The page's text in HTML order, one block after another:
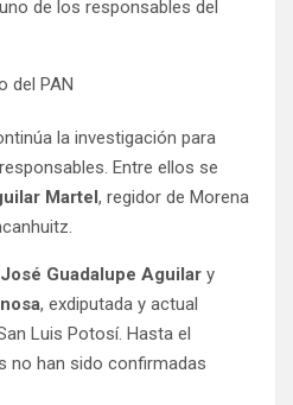
de los responsables del
la investigación para
Entre ellos se
Martel, regidor de Morena
José Guadalupe Aguilar y
, exdiputada y actual
Luis Potosí. Hasta el
no han sido confirmadas